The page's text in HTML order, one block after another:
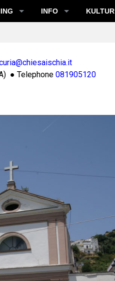
INFO KULTUR
) ● Telephone 081905120